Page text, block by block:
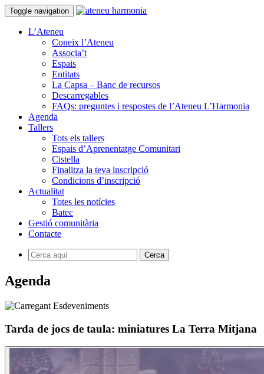
Toggle navigation
L’Ateneu
Coneix l’Ateneu
Associa’t
Espais
Entitats
La Capsa – Banc de recursos
Descarregables
FAQs: preguntes i respostes de l’Ateneu L’Harmonia
Agenda
Tallers
Tots els tallers
Espais d’Aprenentatge Comunitari
Cistella
Finalitza la teva inscripció
Condicions d’inscripció
Actualitat
Totes les notícies
Batec
Gestió comunitària
Contacte
Agenda
Tarda de jocs de taula: miniatures La Terra Mitjana